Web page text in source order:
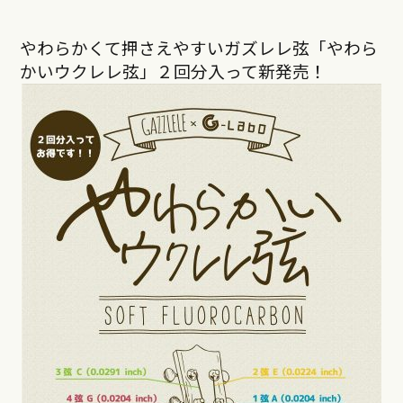
やわらかくて押さえやすいガズレレ弦「やわら
かいウクレレ弦」２回分入って新発売！